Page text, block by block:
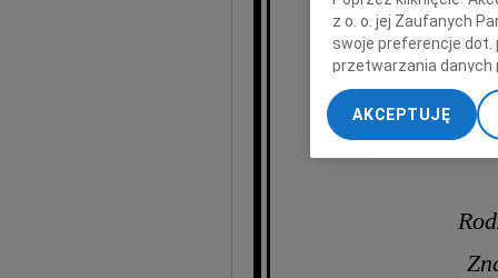
z o. o. jej Zaufanych
swoje preferencje dot.
przetwarzania danych
„Ustawienia
My, nasi Zaufani
dokładnych danych
Przechowywanie
AKCEPTUJĘ